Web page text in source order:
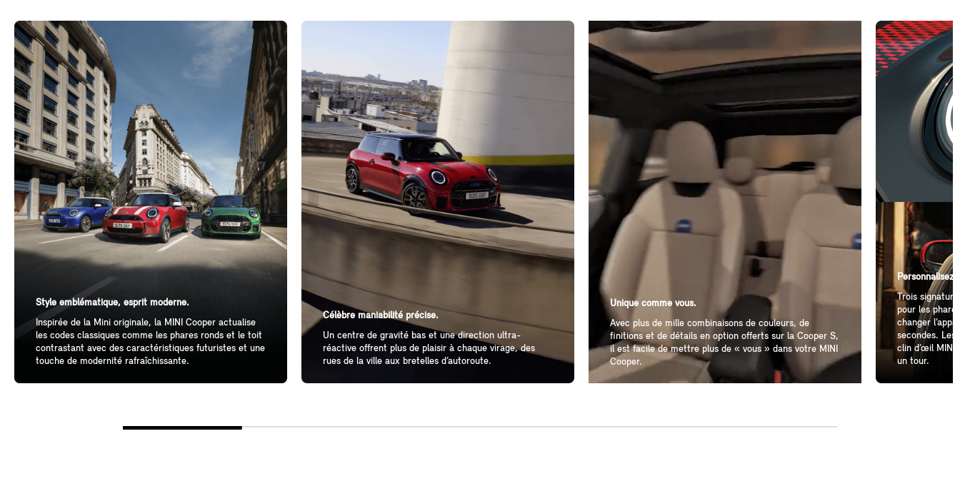
Style emblématique, esprit moderne.
Inspirée de la Mini originale, la MINI Cooper actualise
les codes classiques comme les phares ronds et le toit
contrastant avec des caractéristiques futuristes et une
touche de modernité rafraîchissante.
Célèbre maniabilité précise.
Un centre de gravité bas et une direction ultra-
réactive offrent plus de plaisir à chaque virage, des
rues de la ville aux bretelles d’autoroute.
Unique comme vous.
Avec plus de mille combinaisons de couleurs, de
finitions et de détails en option offerts sur la Cooper S,
il est facile de mettre plus de « vous » dans votre MINI
Cooper.
Personnalisez
Trois
pour les
changer
secondes. Les
clin d’œil
un tour.